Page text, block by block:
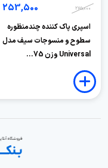
265,000
253,500
اسپری پاک کننده چندمنظوره
سطوح و منسوجات سیف مدل
Universal وزن 75...